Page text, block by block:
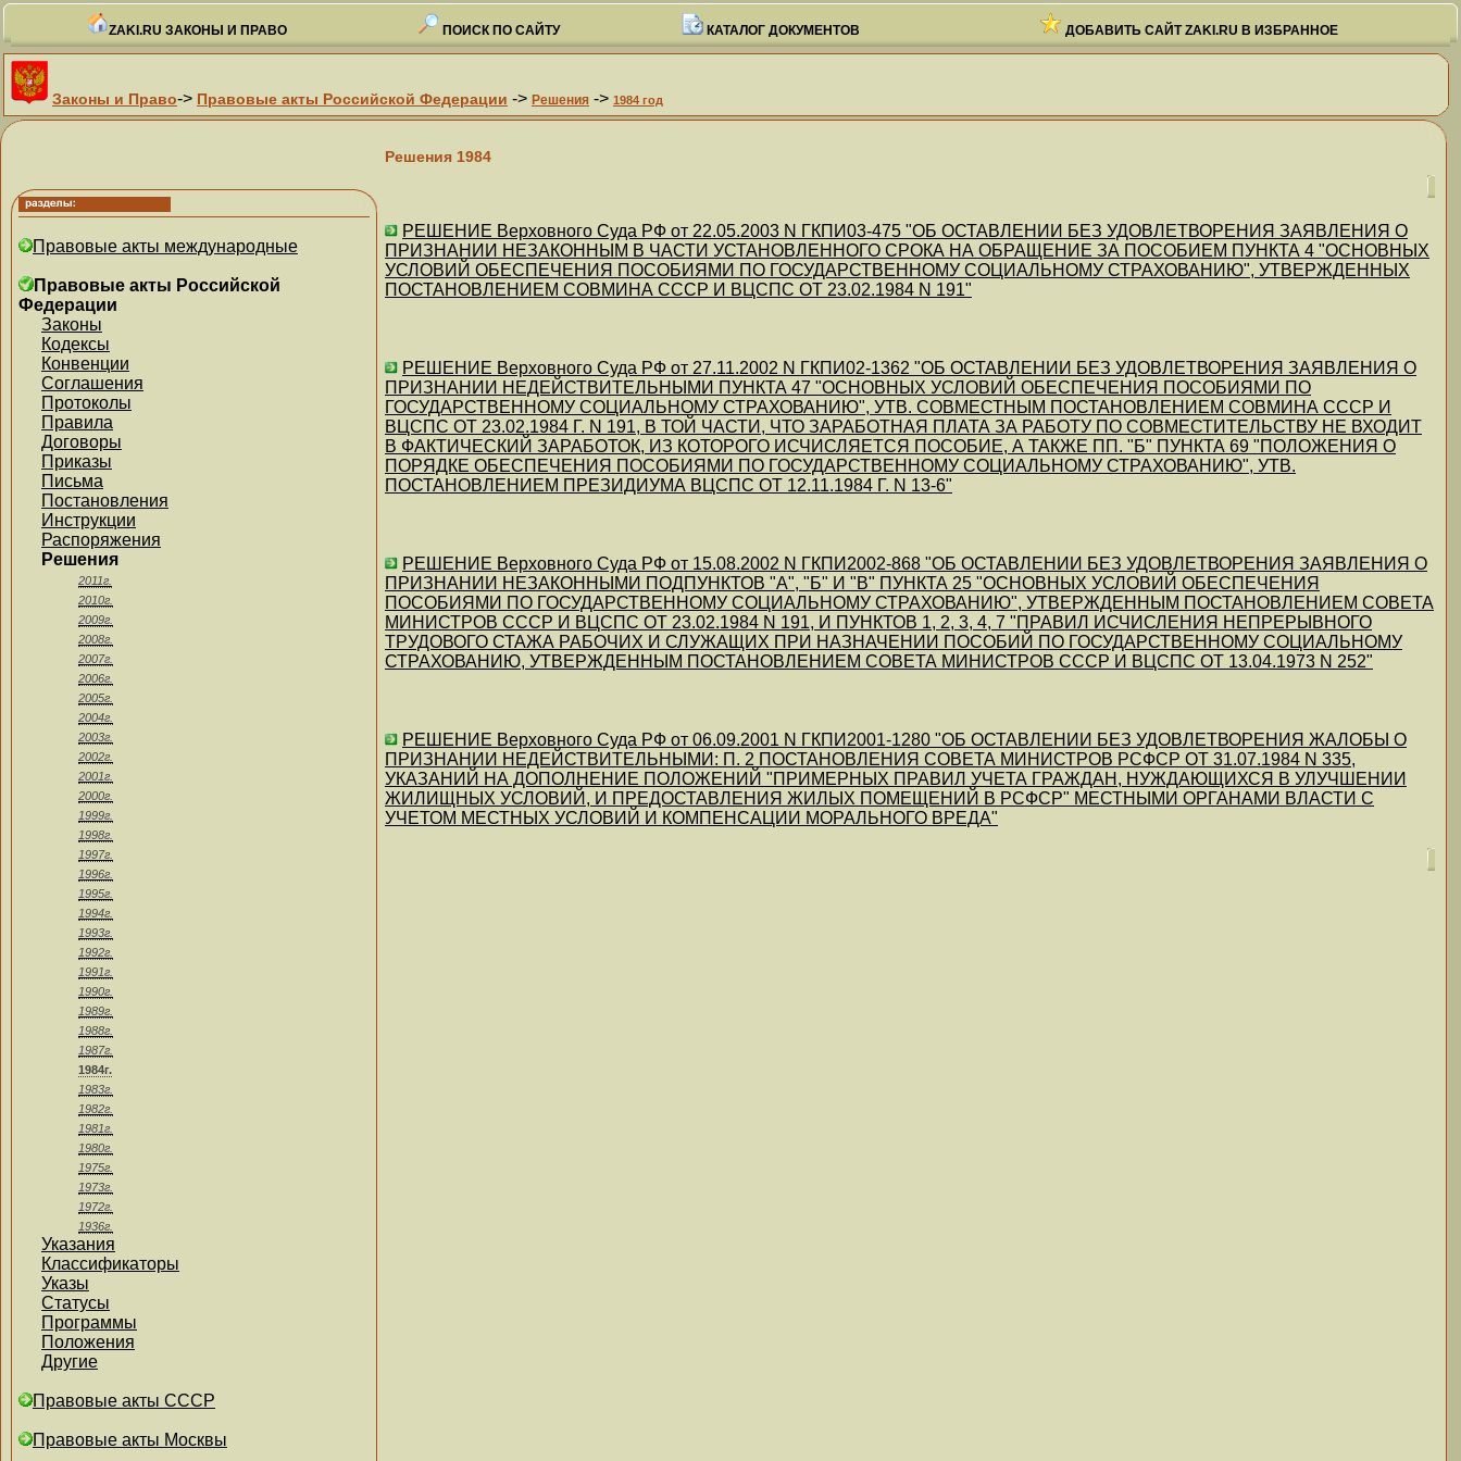
ZAKI.RU ЗАКОНЫ И ПРАВО ПОИСК ПО САЙТУ КАТАЛОГ ДОКУМЕНТОВ ДОБАВИТЬ САЙТ ZAKI.RU В ИЗБРАННОЕ
Законы и Право-> Правовые акты Российской Федерации -> Решения -> 1984 год
Правовые акты международные
Правовые акты Российской
Федерации
Законы
Кодексы
Конвенции
Соглашения
Протоколы
Правила
Договоры
Приказы
Письма
Постановления
Инструкции
Распоряжения
Решения
2011г.
2010г.
2009г.
2008г.
2007г.
2006г.
2005г.
2004г.
2003г.
2002г.
2001г.
2000г.
1999г.
1998г.
1997г.
1996г.
1995г.
1994г.
1993г.
1992г.
1991г.
1990г.
1989г.
1988г.
1987г.
1984г.
1983г.
1982г.
1981г.
1980г.
1975г.
1973г.
1972г.
1936г.
Указания
Классификаторы
Указы
Статусы
Программы
Положения
Другие
Правовые акты СССР
Правовые акты Москвы
Решения 1984
РЕШЕНИЕ Верховного Суда РФ от 22.05.2003 N ГКПИ03-475 "ОБ ОСТАВЛЕНИИ БЕЗ УДОВЛЕТВОРЕНИЯ ЗАЯВЛЕНИЯ О
ПРИЗНАНИИ НЕЗАКОННЫМ В ЧАСТИ УСТАНОВЛЕННОГО СРОКА НА ОБРАЩЕНИЕ ЗА ПОСОБИЕМ ПУНКТА 4 "ОСНОВНЫХ
УСЛОВИЙ ОБЕСПЕЧЕНИЯ ПОСОБИЯМИ ПО ГОСУДАРСТВЕННОМУ СОЦИАЛЬНОМУ СТРАХОВАНИЮ", УТВЕРЖДЕННЫХ
ПОСТАНОВЛЕНИЕМ СОВМИНА СССР И ВЦСПС ОТ 23.02.1984 N 191"
РЕШЕНИЕ Верховного Суда РФ от 27.11.2002 N ГКПИ02-1362 "ОБ ОСТАВЛЕНИИ БЕЗ УДОВЛЕТВОРЕНИЯ ЗАЯВЛЕНИЯ О
ПРИЗНАНИИ НЕДЕЙСТВИТЕЛЬНЫМИ ПУНКТА 47 "ОСНОВНЫХ УСЛОВИЙ ОБЕСПЕЧЕНИЯ ПОСОБИЯМИ ПО
ГОСУДАРСТВЕННОМУ СОЦИАЛЬНОМУ СТРАХОВАНИЮ", УТВ. СОВМЕСТНЫМ ПОСТАНОВЛЕНИЕМ СОВМИНА СССР И
ВЦСПС ОТ 23.02.1984 Г. N 191, В ТОЙ ЧАСТИ, ЧТО ЗАРАБОТНАЯ ПЛАТА ЗА РАБОТУ ПО СОВМЕСТИТЕЛЬСТВУ НЕ ВХОДИТ
В ФАКТИЧЕСКИЙ ЗАРАБОТОК, ИЗ КОТОРОГО ИСЧИСЛЯЕТСЯ ПОСОБИЕ, А ТАКЖЕ ПП. "Б" ПУНКТА 69 "ПОЛОЖЕНИЯ О
ПОРЯДКЕ ОБЕСПЕЧЕНИЯ ПОСОБИЯМИ ПО ГОСУДАРСТВЕННОМУ СОЦИАЛЬНОМУ СТРАХОВАНИЮ", УТВ.
ПОСТАНОВЛЕНИЕМ ПРЕЗИДИУМА ВЦСПС ОТ 12.11.1984 Г. N 13-6"
РЕШЕНИЕ Верховного Суда РФ от 15.08.2002 N ГКПИ2002-868 "ОБ ОСТАВЛЕНИИ БЕЗ УДОВЛЕТВОРЕНИЯ ЗАЯВЛЕНИЯ О
ПРИЗНАНИИ НЕЗАКОННЫМИ ПОДПУНКТОВ "А", "Б" И "В" ПУНКТА 25 "ОСНОВНЫХ УСЛОВИЙ ОБЕСПЕЧЕНИЯ
ПОСОБИЯМИ ПО ГОСУДАРСТВЕННОМУ СОЦИАЛЬНОМУ СТРАХОВАНИЮ", УТВЕРЖДЕННЫМ ПОСТАНОВЛЕНИЕМ СОВЕТА
МИНИСТРОВ СССР И ВЦСПС ОТ 23.02.1984 N 191, И ПУНКТОВ 1, 2, 3, 4, 7 "ПРАВИЛ ИСЧИСЛЕНИЯ НЕПРЕРЫВНОГО
ТРУДОВОГО СТАЖА РАБОЧИХ И СЛУЖАЩИХ ПРИ НАЗНАЧЕНИИ ПОСОБИЙ ПО ГОСУДАРСТВЕННОМУ СОЦИАЛЬНОМУ
СТРАХОВАНИЮ, УТВЕРЖДЕННЫМ ПОСТАНОВЛЕНИЕМ СОВЕТА МИНИСТРОВ СССР И ВЦСПС ОТ 13.04.1973 N 252"
РЕШЕНИЕ Верховного Суда РФ от 06.09.2001 N ГКПИ2001-1280 "ОБ ОСТАВЛЕНИИ БЕЗ УДОВЛЕТВОРЕНИЯ ЖАЛОБЫ О
ПРИЗНАНИИ НЕДЕЙСТВИТЕЛЬНЫМИ: П. 2 ПОСТАНОВЛЕНИЯ СОВЕТА МИНИСТРОВ РСФСР ОТ 31.07.1984 N 335,
УКАЗАНИЙ НА ДОПОЛНЕНИЕ ПОЛОЖЕНИЙ "ПРИМЕРНЫХ ПРАВИЛ УЧЕТА ГРАЖДАН, НУЖДАЮЩИХСЯ В УЛУЧШЕНИИ
ЖИЛИЩНЫХ УСЛОВИЙ, И ПРЕДОСТАВЛЕНИЯ ЖИЛЫХ ПОМЕЩЕНИЙ В РСФСР" МЕСТНЫМИ ОРГАНАМИ ВЛАСТИ С
УЧЕТОМ МЕСТНЫХ УСЛОВИЙ И КОМПЕНСАЦИИ МОРАЛЬНОГО ВРЕДА"